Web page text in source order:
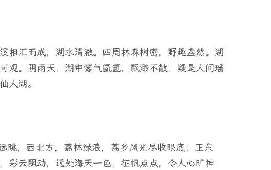
相汇而成，湖水清澈。四周林森树密，野趣盎然。湖
观。阴雨天，湖中雾气氤氲，飘渺不散，疑是人间瑶
人湖。
眺，西北方，荔林绿浪，荔乡风光尽收眼底；正东
彩云飘动，远处海天一色，征帆点点，令人心旷神